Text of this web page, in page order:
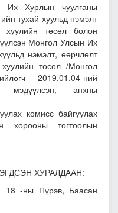
Их Хурлын чуулганы
тухай хуульд нэмэлт
хуулийн төсөл болон
Монгол Улсын Их
нэмэлт, өөрчлөлт
төсөл /Монгол
2019.01.04-ний
анхны
комисс байгуулах
хорооны тогтоолын
ХУРАЛДААН:
18 -ны Пүрэв, Баасан